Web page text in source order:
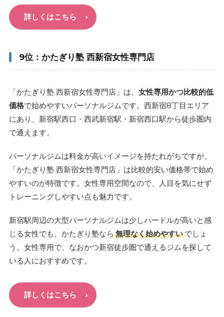
詳しくはこちら
9位：かたぎり塾 西新宿女性専門店
「かたぎり塾 西新宿女性専門店」は、 女性専用かつ比較的低
価格で始めやすいパーソナルジムです。西新宿8丁目エリア
にあり、新宿駅西口・西武新宿駅・新宿西口駅から徒歩圏内
で通えます。
パーソナルジムは料金が高いイメージを持たれがちですが、
「かたぎり塾 西新宿女性専門店」は比較的安い価格帯で始め
やすいのが特徴です。女性専用空間なので、人目を気にせず
トレーニングしやすい点も魅力です。
新宿駅周辺の大型パーソナルジムは少しハードルが高いと感
じる女性でも、かたぎり塾なら 無理なく始めやすいでしょ
う。女性専用で、なおかつ新宿徒歩圏で通えるジムを探して
いる人におすすめです。
詳しくはこちら